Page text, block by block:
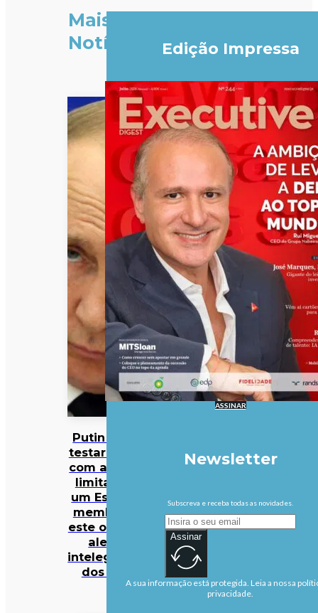
Mais
Notícias
Putin pode
testar NATO
com ataque
limitado a
um Estado-
membro já
este outono,
alerta
intelegência
dos EUA
Edição Impressa
ASSINAR
Newsletter
Subscreva e receba todas as novidades.
Assinar
A sua informação está protegida. Leia a nossa
privacidade.